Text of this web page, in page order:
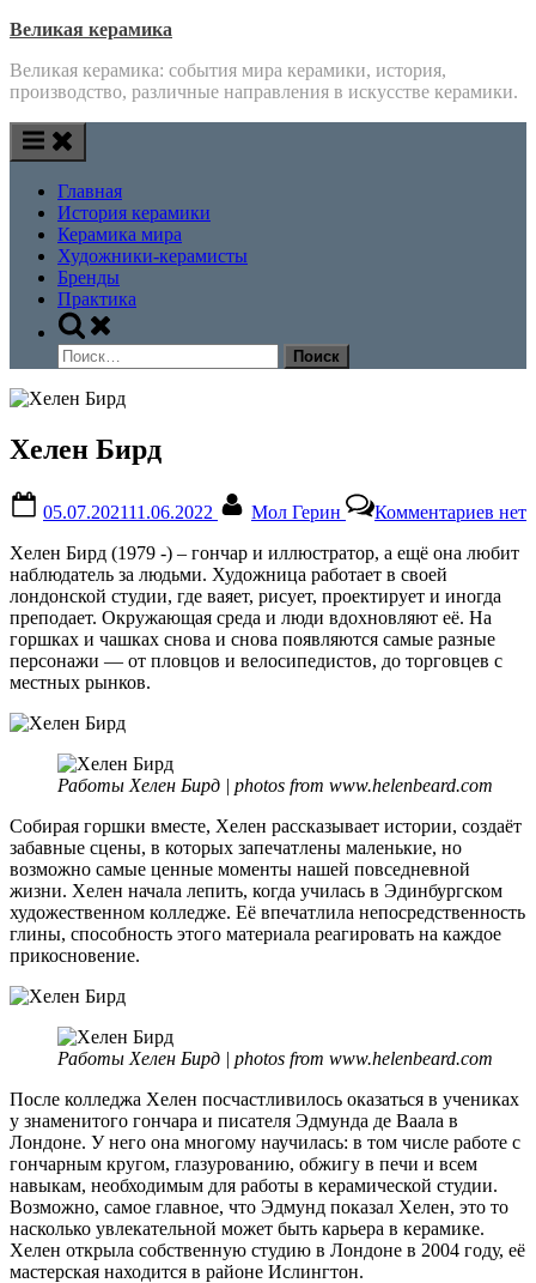
Skip
content
Великая керамика
Великая керамика: события мира керамики, история,
производство, различные направления в искусстве керамики.
Главная
История керамики
Керамика мира
Художники-керамисты
Бренды
Практика
Toggle
search
form
Найти:
Хелен Бирд
on
05.07.202111.06.2022 Мол Герин Комментариев
Бирд
нет
Хелен Бирд (1979 -) – гончар и иллюстратор, а ещё она любит
наблюдатель за людьми. Художница работает в своей
лондонской студии, где ваяет, рисует, проектирует и иногда
преподает. Окружающая среда и люди вдохновляют её. На
горшках и чашках снова и снова появляются самые разные
персонажи — от пловцов и велосипедистов, до торговцев с
местных рынков.
Работы Хелен Бирд | photos from www.helenbeard.com
Собирая горшки вместе, Хелен рассказывает истории, создаёт
забавные сцены, в которых запечатлены маленькие, но
возможно самые ценные моменты нашей повседневной
жизни. Хелен начала лепить, когда училась в Эдинбургском
художественном колледже. Её впечатлила непосредственность
глины, способность этого материала реагировать на каждое
прикосновение.
Работы Хелен Бирд | photos from www.helenbeard.com
После колледжа Хелен посчастливилось оказаться в учениках
у знаменитого гончара и писателя Эдмунда де Ваала в
Лондоне. У него она многому научилась: в том числе работе с
гончарным кругом, глазурованию, обжигу в печи и всем
навыкам, необходимым для работы в керамической студии.
Возможно, самое главное, что Эдмунд показал Хелен, это то
насколько увлекательной может быть карьера в керамике.
Хелен открыла собственную студию в Лондоне в 2004 году, её
мастерская находится в районе Ислингтон.